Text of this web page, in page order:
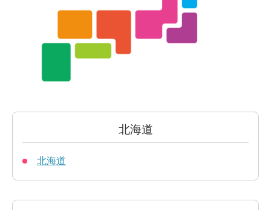
北海道
北海道